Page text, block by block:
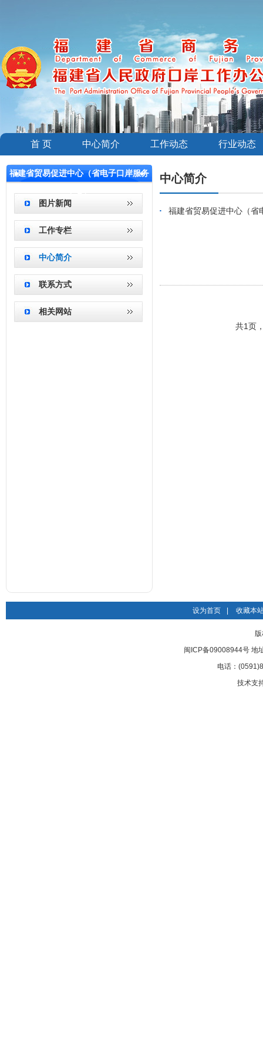
首 页 中心简介 工作动态 行业动态
福建省贸易促进中心（省电子口岸服务
图片新闻
工作专栏
中心简介
联系方式
相关网站
中心简介
福建省贸易促进中心（省
共1页
设为首页 收藏本
闽ICP备09008944号 地
电话：
技术支